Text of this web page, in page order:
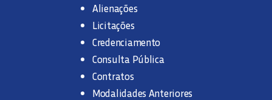
Alienações
Licitações
Credenciamento
Consulta Pública
Contratos
Modalidades Anteriores